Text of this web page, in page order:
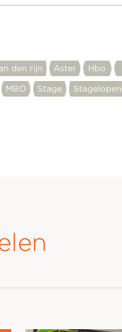
den rijn Aster Hbo
MBO Stage Stagelopen